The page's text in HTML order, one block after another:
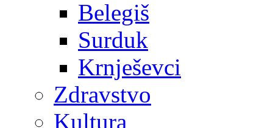
Belegiš
Surduk
Krnješevci
Zdravstvo
Kultura